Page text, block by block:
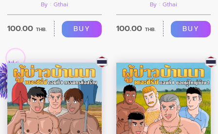
By : Gthai
100.00 THB. BUY
By : Gthai
100.00 THB. BUY